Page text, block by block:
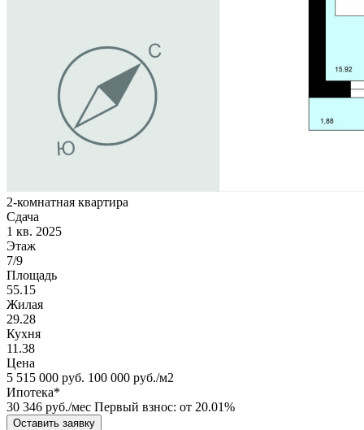
2-комнатная квартира
Сдача
1 кв. 2025
Этаж
7/9
Площадь
55.15
Жилая
29.28
Кухня
11.38
Цена
5 515 000 руб. 100 000 руб./м2
Ипотека*
30 346 руб./мес Первый взнос: от 20.01%
Оставить заявку